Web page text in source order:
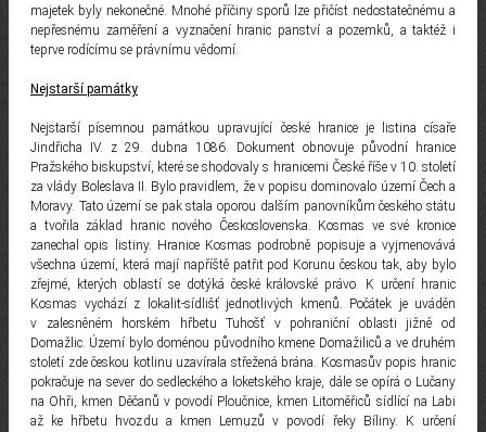
majetek byly nekonečné. Mnohé příčiny sporů lze přičíst nedostatečnému a
nepřesnému zaměření a vyznačení hranic panství a pozemků, a taktéž i
teprve rodícímu se právnímu vědomí.
Nejstarší památky
Nejstarší písemnou památkou upravující české hranice je listina císaře
Jindřicha IV. z 29. dubna 1086. Dokument obnovuje původní hranice
Pražského biskupství, které se shodovaly s hranicemi České říše v 10. století
za vlády Boleslava II. Bylo pravidlem, že v popisu dominovalo území Čech a
Moravy. Tato území se pak stala oporou dalším panovníkům českého státu
a tvořila základ hranic nového Československa. Kosmas ve své kronice
zanechal opis listiny. Hranice Kosmas podrobně popisuje a vyjmenovává
všechna území, která mají napříště patřit pod Korunu českou tak, aby bylo
zřejmé, kterých oblastí se dotýká české královské právo. K určení hranic
Kosmas vychází z lokalit-sídlišť jednotlivých kmenů. Počátek je uváděn
v zalesněném horském hřbetu Tuhošť v pohraniční oblasti jižně od
Domažlic. Území bylo doménou původního kmene Domažiliců a ve druhém
století zde českou kotlinu uzavírala střežená brána. Kosmasův popis hranic
pokračuje na sever do sedleckého a loketského kraje, dále se opírá o Lučany
na Ohři, kmen Děčanů v povodí Ploučnice, kmen Litoměřiců sídlící na Labi
až ke hřbetu hvozdu a kmen Lemuzů v povodí řeky Bíliny. K určení